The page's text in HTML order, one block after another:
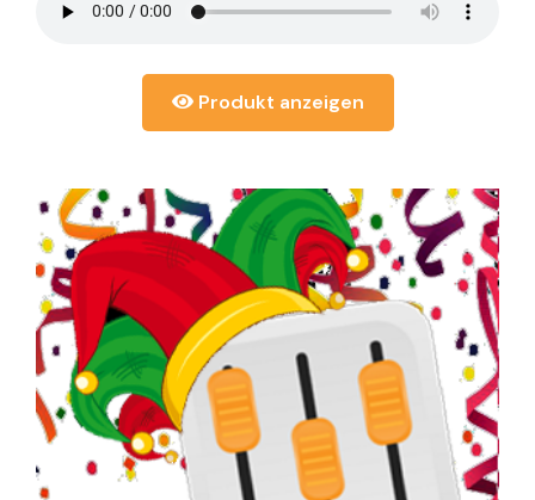
Produkt anzeigen